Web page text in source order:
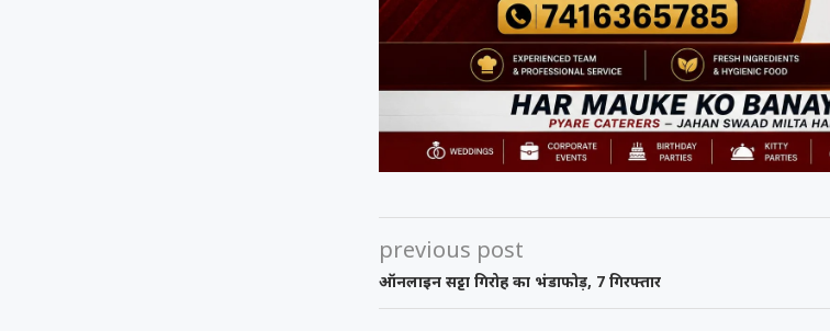
previous post
ऑनलाइन सट्टा गिरोह का भंडाफोड़, 7 गिरफ्तार